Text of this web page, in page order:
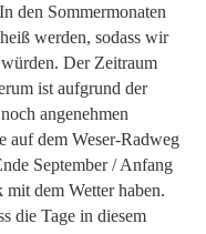
den Sommermonaten
werden, sodass wir
Der Zeitraum
ist aufgrund der
angenehmen
auf dem Weser-Radweg
September / Anfang
dem Wetter haben.
die Tage in diesem